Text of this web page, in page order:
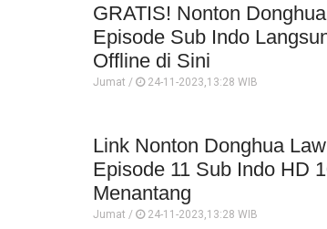
GRATIS! Nonton
Episode Sub Indo
Offline di Sini
Jumat / 24-11-2023,13:28 WIB
Link Nonton Donghua
Episode 11 Sub Indo HD
Menantang
Jumat / 24-11-2023,13:28 WIB